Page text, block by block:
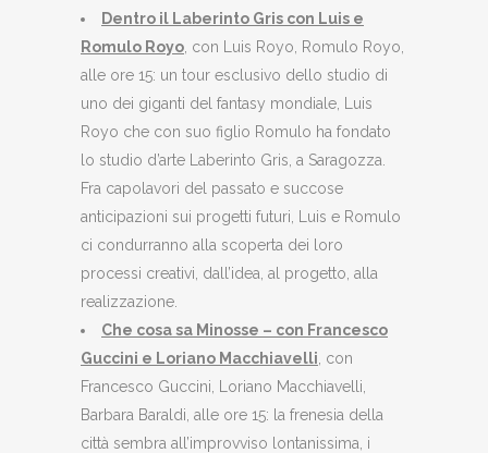
Dentro il Laberinto Gris con Luis e
Romulo Royo , con Luis Royo, Romulo Royo,
alle ore 15: un tour esclusivo dello studio di
uno dei giganti del fantasy mondiale, Luis
Royo che con suo figlio Romulo ha fondato
lo studio d’arte Laberinto Gris, a Saragozza.
Fra capolavori del passato e succose
anticipazioni sui progetti futuri, Luis e Romulo
ci condurranno alla scoperta dei loro
processi creativi, dall’idea, al progetto, alla
realizzazione.
Che cosa sa Minosse – con Francesco
Guccini e Loriano Macchiavelli , con
Francesco Guccini, Loriano Macchiavelli,
Barbara Baraldi, alle ore 15: la frenesia della
città sembra all’improvviso lontanissima, i